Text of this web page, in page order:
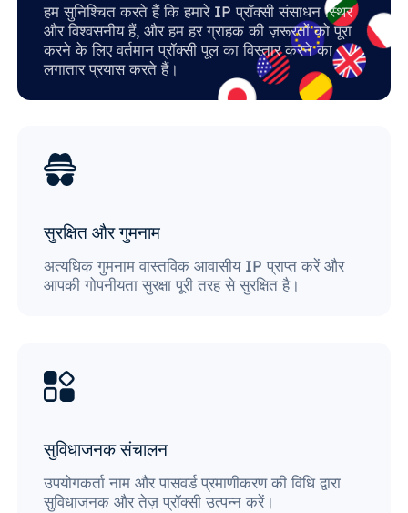
हम सुनिश्चित करते हैं कि हमारे IP प्रॉक्सी संसाधन स्थिर
और विश्वसनीय हैं, और हम हर ग्राहक की ज़रूरतों को पूरा
करने के लिए वर्तमान प्रॉक्सी पूल का विस्तार करने का
लगातार प्रयास करते हैं।
सुरक्षित और गुमनाम
अत्यधिक गुमनाम वास्तविक आवासीय IP प्राप्त करें और
आपकी गोपनीयता सुरक्षा पूरी तरह से सुरक्षित है।
सुविधाजनक संचालन
उपयोगकर्ता नाम और पासवर्ड प्रमाणीकरण की विधि द्वारा
सुविधाजनक और तेज़ प्रॉक्सी उत्पन्न करें।